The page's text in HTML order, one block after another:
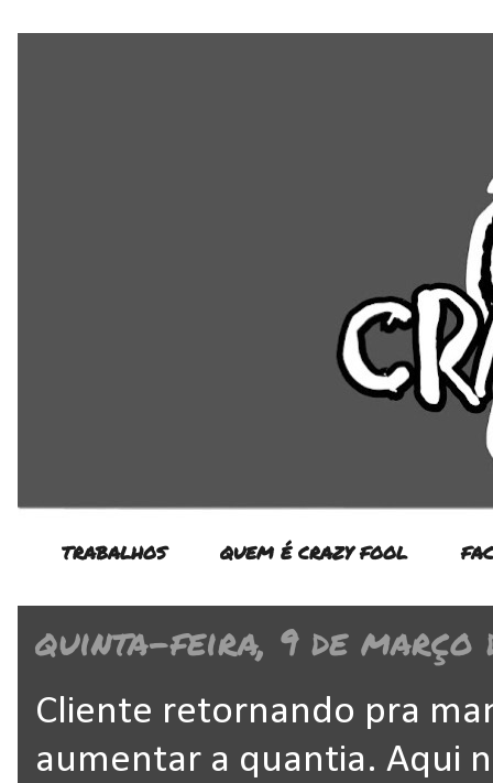
TRABALHOS QUEM É CRAZY FOOL
quinta-feira, 9 de março
Cliente retornando pra
aumentar a quantia. Aqui